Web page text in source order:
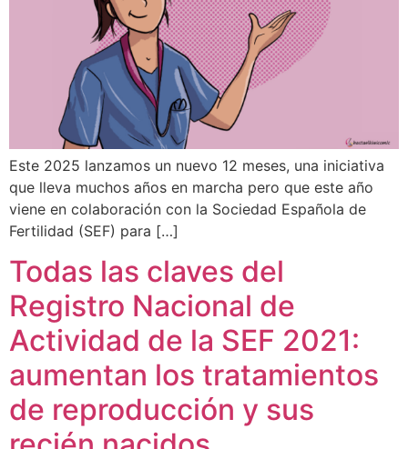
Este 2025 lanzamos un nuevo 12 meses, una iniciativa
que lleva muchos años en marcha pero que este año
viene en colaboración con la Sociedad Española de
Fertilidad (SEF) para […]
Todas las claves del
Registro Nacional de
Actividad de la SEF 2021:
aumentan los tratamientos
de reproducción y sus